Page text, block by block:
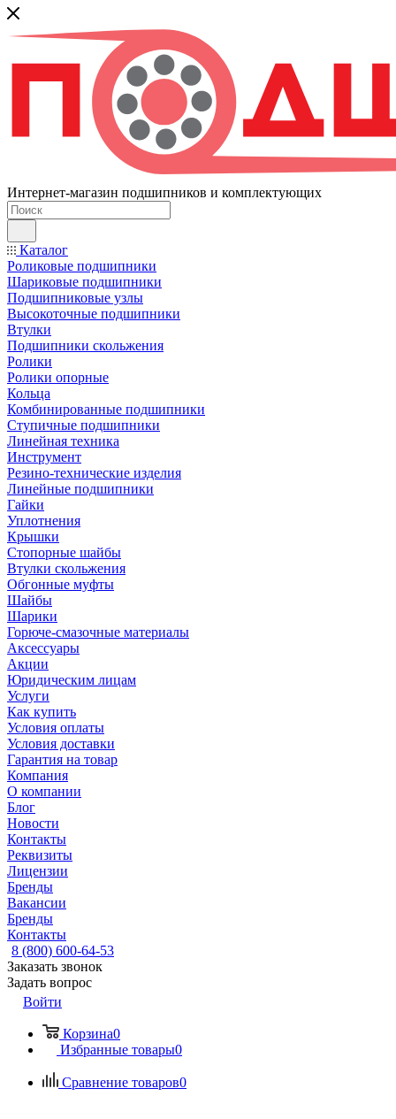
Интернет-магазин подшипников и комплектующих
Каталог
Роликовые подшипники
Шариковые подшипники
Подшипниковые узлы
Высокоточные подшипники
Втулки
Подшипники скольжения
Ролики
Ролики опорные
Кольца
Комбинированные подшипники
Ступичные подшипники
Линейная техника
Инструмент
Резино-технические изделия
Линейные подшипники
Гайки
Уплотнения
Крышки
Стопорные шайбы
Втулки скольжения
Обгонные муфты
Шайбы
Шарики
Горюче-смазочные материалы
Аксессуары
Акции
Юридическим лицам
Услуги
Как купить
Условия оплаты
Условия доставки
Гарантия на товар
Компания
О компании
Блог
Новости
Контакты
Реквизиты
Лицензии
Бренды
Вакансии
Бренды
Контакты
8 (800) 600-64-53
Заказать звонок
Задать вопрос
Войти
Корзина0
Избранные товары0
Сравнение товаров0